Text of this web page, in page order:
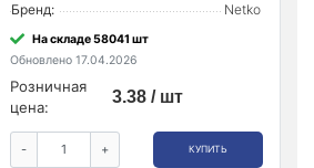
Бренд:
Netko
На складе 58041 шт
Обновлено 17.04.2026
Розничная
цена:
3.38 / шт
- + КУПИТЬ